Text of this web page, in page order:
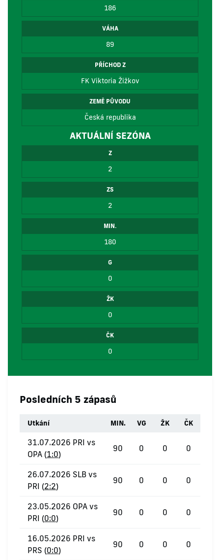
186
VÁHA
89
PŘÍCHOD Z
FK Viktoria Žižkov
ZEMĚ PŮVODU
Česká republika
AKTUÁLNÍ SEZÓNA
Z
2
ZS
2
MIN.
180
G
0
ŽK
0
ČK
0
Posledních 5 zápasů
Utkání MIN. VG ŽK ČK
31.07.2026 PRI vs
OPA (1:0)
90 0 0 0
26.07.2026 SLB vs
PRI (2:2)
90 0 0 0
23.05.2026 OPA vs
PRI (0:0)
90 0 0 0
16.05.2026 PRI vs
PRS (0:0)
90 0 0 0